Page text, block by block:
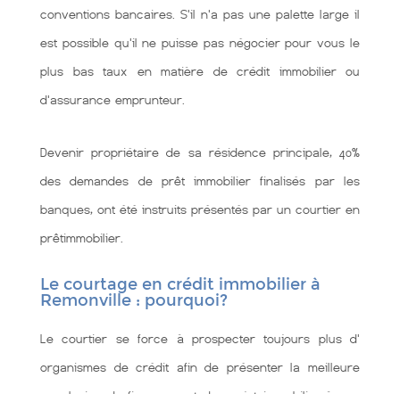
conventions bancaires. S'il n'a pas une palette large il
est possible qu'il ne puisse pas négocier pour vous le
plus bas taux en matière de crédit immobilier ou
d'assurance emprunteur.
Devenir propriétaire de sa résidence principale, 40%
des demandes de prêt immobilier finalisés par les
banques, ont été instruits présentés par un courtier en
prêtimmobilier.
Le courtage en crédit immobilier à
Remonville : pourquoi?
Le courtier se force à prospecter toujours plus d'
organismes de crédit afin de présenter la meilleure